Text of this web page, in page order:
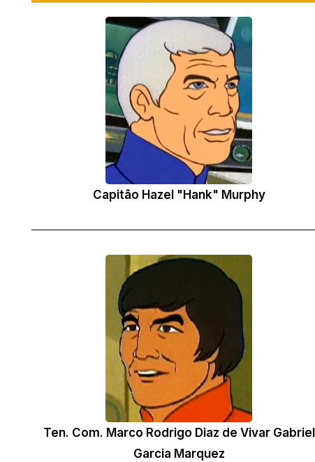
Capitão Hazel "Hank" Murphy
Ten. Com. Marco Rodrigo Diaz de Vivar Gabriel
Garcia Marquez